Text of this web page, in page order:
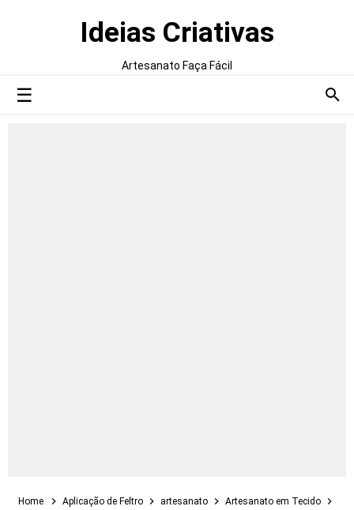
Ideias Criativas
Artesanato Faça Fácil
Home Aplicação de Feltro artesanato
Artesanato em Tecido